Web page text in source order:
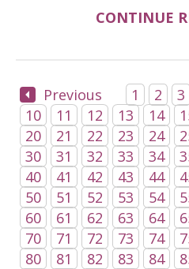
CONTINUE
Previous 1 2 3
10
11 12 13 14
20
21 22 23 24
30
31 32 33 34
40
41 42 43 44
50
51 52 53 54
60
61 62 63 64
70
71 72 73 74
80
81 82 83 84